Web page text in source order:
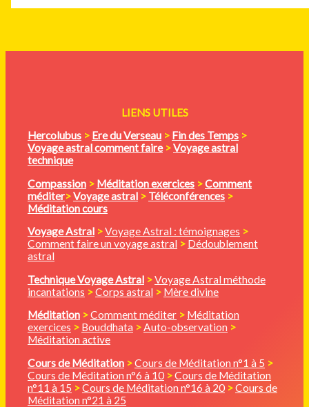
LIENS UTILES
Hercolubus > Ere du Verseau > Fin des Temps >
Voyage astral comment faire >Voyage astral
technique
Compassion > Méditationexercices >Comment
méditer>Voyage astral > Téléconférences >
Méditation cours
Voyage Astral >Voyage Astral : témoignages >
Comment faire un voyage astral > Dédoublement
astral
Technique Voyage Astral >Voyage Astral méthode
incantations >Corps astral > Mère divine
Méditation >Comment méditer > Méditation
exercices > Bouddhata >Auto-observation >
Méditation active
Cours de Méditation >Cours de Méditation n°1 à 5 >
Cours de Méditation n°6 à 10 >Cours de Méditation
n°11 à 15 >Cours de Méditation n°16 à 20 >Cours de
Méditation n°21 à 25